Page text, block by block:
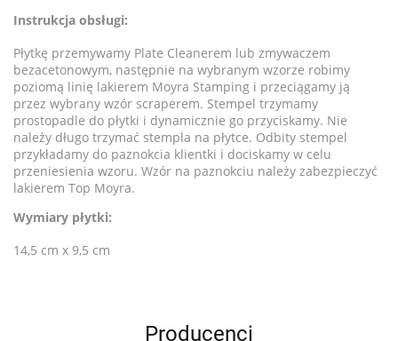
Instrukcja obsługi:
Płytkę przemywamy Plate Cleanerem lub zmywaczem
bezacetonowym, następnie na wybranym wzorze robimy
poziomą linię lakierem Moyra Stamping i przeciągamy ją
przez wybrany wzór scraperem. Stempel trzymamy
prostopadle do płytki i dynamicznie go przyciskamy. Nie
należy długo trzymać stempla na płytce. Odbity stempel
przykładamy do paznokcia klientki i dociskamy w celu
przeniesienia wzoru. Wzór na paznokciu należy zabezpieczyć
lakierem Top Moyra.
Wymiary płytki:
14,5 cm x 9,5 cm
Producenci